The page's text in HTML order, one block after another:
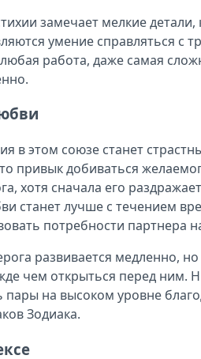
замечает мелкие
умение справляться с
работа, даже самая
в этом союзе станет
привык добиваться
хотя сначала его
станет лучше с течением
потребности партнера
развивается медленно,
чем открыться перед ним.
пары на высоком уровне
Зодиака.